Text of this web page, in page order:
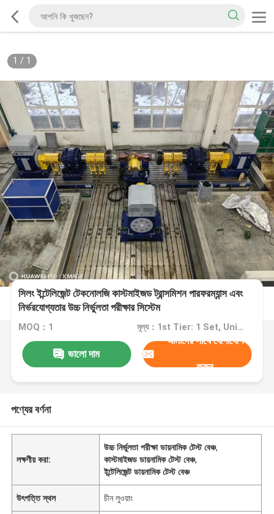
1 / 1
সিলং ইন্টেলিজেন্ট টেকনোলজি কাস্টমাইজড ট্রান্সমিশন পারফরম্যান্স এবং
নির্ভরযোগ্যতার উচ্চ নির্ভুলতা পরীক্ষার সিস্টেম
MOQ：1 মূল্য：1st Tier: 1 Set, Unit Price USD 3.00 2nd Tier: 2-5 Sets, Unit Price USD 2.00 3rd Tier: Over 5 Sets, Unit Price USD 1.00
ভালো দাম
আমাদের সাথে যোগাযোগ
করুন
পণ্যের বর্ণনা
লক্ষণীয় করা:
উচ্চ নির্ভুলতা পরীক্ষা ডায়নামিক টেস্ট বেঞ্চ,
কাস্টমাইজড ডায়নামিক টেস্ট বেঞ্চ,
ইন্টেলিজেন্ট ডায়নামিক টেস্ট বেঞ্চ
উৎপত্তি স্থল চীন লুওয়াং